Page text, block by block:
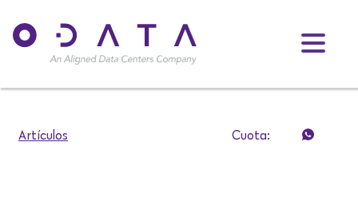
Artículos Cuota: